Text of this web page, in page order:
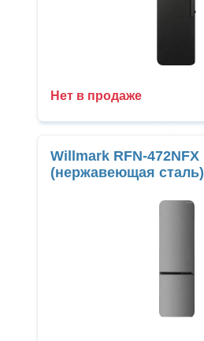
Нет в продаже
Willmark RFN-472NFX
(нержавеющая сталь)